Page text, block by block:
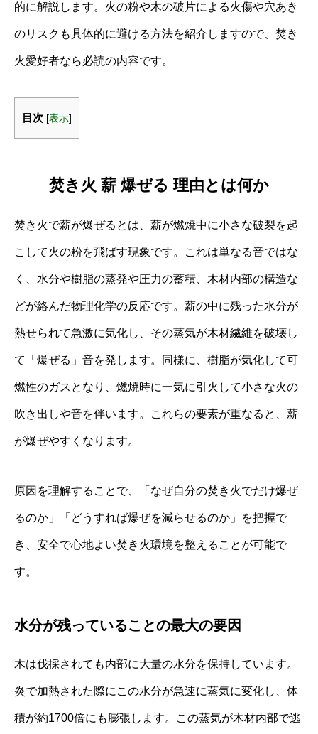
的に解説します。火の粉や木の破片による火傷や穴あき
のリスクも具体的に避ける方法を紹介しますので、焚き
火愛好者なら必読の内容です。
目次 [表示]
焚き火 薪 爆ぜる 理由とは何か
焚き火で薪が爆ぜるとは、薪が燃焼中に小さな破裂を起
こして火の粉を飛ばす現象です。これは単なる音ではな
く、水分や樹脂の蒸発や圧力の蓄積、木材内部の構造な
どが絡んだ物理化学の反応です。薪の中に残った水分が
熱せられて急激に気化し、その蒸気が木材繊維を破壊し
て「爆ぜる」音を発します。同様に、樹脂が気化して可
燃性のガスとなり、燃焼時に一気に引火して小さな火の
吹き出しや音を伴います。これらの要素が重なると、薪
が爆ぜやすくなります。
原因を理解することで、「なぜ自分の焚き火でだけ爆ぜ
るのか」「どうすれば爆ぜを減らせるのか」を把握で
き、安全で心地よい焚き火環境を整えることが可能で
す。
水分が残っていることの最大の要因
木は伐採されても内部に大量の水分を保持しています。
炎で加熱された際にこの水分が急速に蒸気に変化し、体
積が約1700倍にも膨張します。この蒸気が木材内部で逃